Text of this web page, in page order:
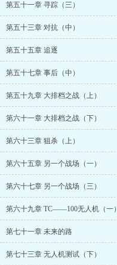
第五十一章 寻踪（三）
第五十三章 对抗（中）
第五十五章 追逐
第五十七章 事后（中）
第五十九章 大排档之战（上）
第六十一章 大排档之战（下）
第六十三章 狙杀（上）
第六十五章 另一个战场（一）
第六十七章 另一个战场（三）
第六十九章 TC——100无人机（一）
第七十一章 未来的路
第七十三章 无人机测试（下）